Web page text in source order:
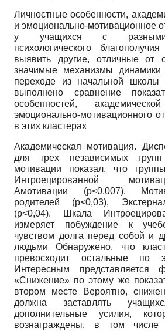
Личностные особенности,
и эмоционально-мотивационное
у учащихся с разными
психологического
выявить другие, отличные от
значимые механизмы динамики
переходе из начальной
выполнено сравнение
особенностей,
эмоционально-мотивационного
в этих кластерах
Академическая мотивация.
для трех независимых
мотивации показал, что
Интроецированной
Амотивации (p<0,007),
родителей (p<0,03),
(p<0,04). Шкала
измеряет побуждение к
чувством долга перед собой и
людьми Обнаружено, что
превосходит остальные по
Интересным представляется
«Снижение» по этому же
втором месте Вероятно,
должна заставлять
дополнительные усилия,
вознаграждены, в том